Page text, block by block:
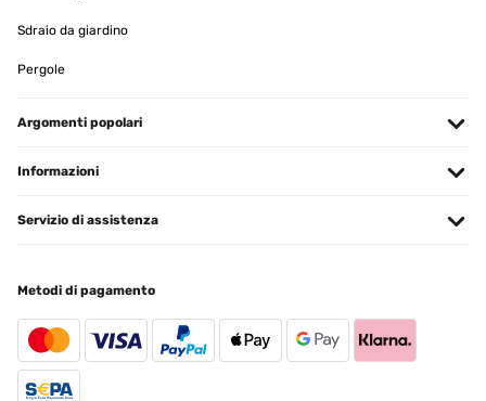
Sdraio da giardino
Pergole
Argomenti popolari
Informazioni
Servizio di assistenza
Metodi di pagamento